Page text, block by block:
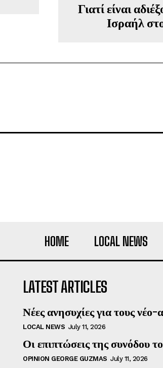
Γιατί είναι
Ισραήλ
HOME LOCAL NEWS
LATEST ARTICLES
Νέες ανησυχίες για τους νέο-
LOCAL NEWS July 11, 2026
Οι επιπτώσεις της συνόδου
OPINION GEORGE GUZMAS July 11, 2026